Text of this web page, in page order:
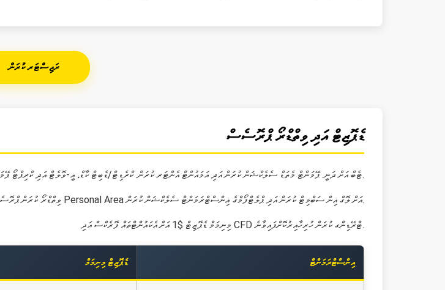
ރަޖިސްޓަރ ކުރަން
ޑެޕޮޒިޓް އަދި ވިތްޑްރޯ ޕްރޮސެސް
Exness ޕްލެޓްފޯމްގައި Personal Area އަށް ލޮގްއިން ކުރަން އަދި Deposit ޓެބް އަށް ދަނީ. ޕޭމަންޓް މެތަޑް ސެލެކްޝަން ކުރަން އަދި އަމައުންޓް އެންޓަރ ކުރަން. ކްރެޑިޓް/ޑެބިޓް ކާޑް، އީ-ވޮލެޓް އަދި ކްރިޕްޓޯ ޕޭމަންޓް ކުރެވޭ.
ވިތްޑްރޯ ކުރަން ޕްރޮސެސް ސްދިހައްޓަށް Personal Area އަށް ލޮގް އިން ސަބްމިޓް ކުރަން އަދި ޕްލެޓްފޯމްގެ އިންސްޓްރަމަންޓް ސެލެކްޝަން ކުރަން.
މިނިމަމް ޑެޕޮޒިޓް $1 އަށް އެކައުންޓްތައް ފޮރެކްސް އަދި CFD ޓްރޭޑިންގ ކުރަން ހުރިހާއިރުކޮށްފައިވާނެ.
އިންސްޓްރަމަންޓް ޑެޕޮޒިޓް މިނިމަމް